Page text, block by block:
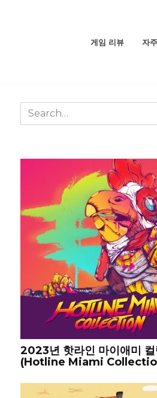
게임 리뷰 자
Search
for:
2023년 핫라인 마이애미 컬
(Hotline Miami